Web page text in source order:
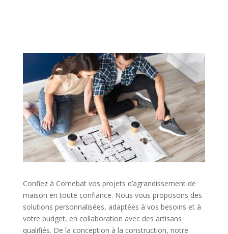
Confiez à Comebat vos projets d’agrandissement de
maison en toute confiance. Nous vous proposons des
solutions personnalisées, adaptées à vos besoins et à
votre budget, en collaboration avec des artisans
qualifiés. De la conception à la construction, notre